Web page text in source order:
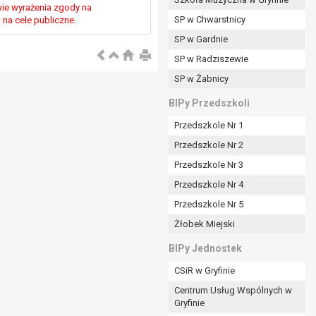
wyrażenia zgody na
cele publiczne.
SP w Chwarstnicy
SP w Gardnie
SP w Radziszewie
SP w Żabnicy
BIPy Przedszkoli
Przedszkole Nr 1
Przedszkole Nr 2
Przedszkole Nr 3
Przedszkole Nr 4
Przedszkole Nr 5
Żłobek Miejski
BIPy Jednostek
CSiR w Gryfinie
Centrum Usług Wspólnych w
Gryfinie
gdy:
danych i nie ma innej podstawy prawnej
sprawdzić prawidłowość tych danych,
obrony lub dochodzenia roszczeń,
podstawy po stronie administratora są
wyrażonej przez tą osobę,
podstawą prawną jest: